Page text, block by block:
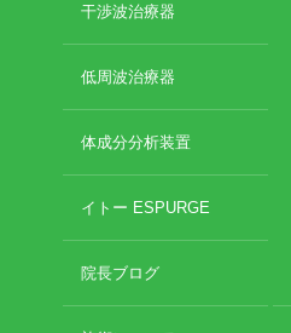
干渉波治療器
低周波治療器
体成分分析装置
イトー ESPURGE
院長ブログ